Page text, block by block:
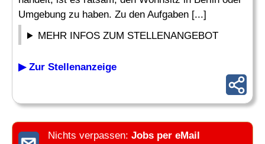
Umgebung zu haben. Zu den Aufgaben [...]
MEHR INFOS ZUM STELLENANGEBOT
▶ Zur Stellenanzeige
Nichts verpassen: Jobs per eMail